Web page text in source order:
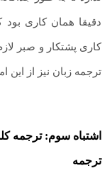
دقیقا همان کاری
کاری پشتکار و صبر
ترجمه زبان نیز از این
اشتباه سوم: ترجمه
ترجمه